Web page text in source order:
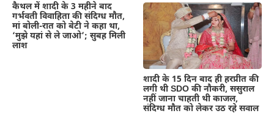
कैथल में शादी के 3 महीने बाद
गर्भवती विवाहिता की संदिग्ध मौत,
मां बोली-रात को बेटी ने कहा था,
‘मुझे यहां से ले जाओ’; सुबह मिली
लाश
शादी के 15 दिन बाद ही हरप्रीत की
लगी थी SDO की नौकरी, ससुराल
नहीं जाना चाहती थी काजल,
संदिग्ध मौत को लेकर उठ रहे सवाल